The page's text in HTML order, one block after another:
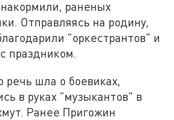
раненых
Отправляясь на родину,
"оркестрантов" и
праздником.
речь шла о боевиках,
в руках "музыкантов" в
Ранее Пригожин